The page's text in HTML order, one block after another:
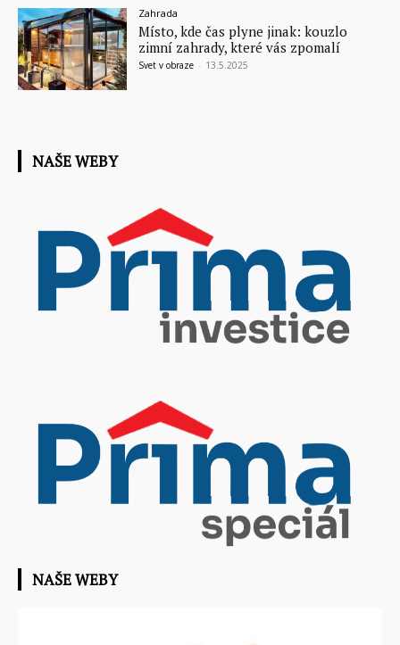
Zahrada
Místo, kde čas plyne jinak: kouzlo
zimní zahrady, které vás zpomalí
Svet v obraze - 13.5.2025
NAŠE WEBY
NAŠE WEBY